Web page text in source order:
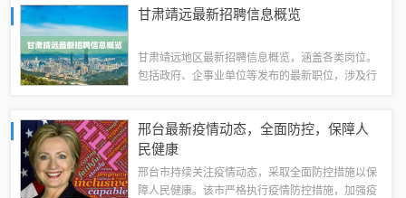
生死边缘的挣扎与成长。虐杀现象的严重性...
甘肃靖远最新招聘信息概览
甘肃靖远地区最新招聘信息概览，涵盖各类岗位。
包括政府、企事业单位等发布的最新职位，涉及行
业人群的需求。招聘信息全面更新，机会多多...
邢台最新疫情动态，全面防控，保障人
民健康
邢台市持续关注疫情动态，采取全面防控措施以保
障人民健康。该市严格执行疫情防控措施，加强疫